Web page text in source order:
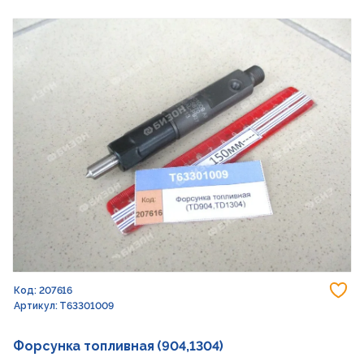
Код: 207616
Артикул: T63301009
Форсунка топливная (904,1304)